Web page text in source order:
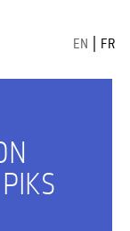
EN FR